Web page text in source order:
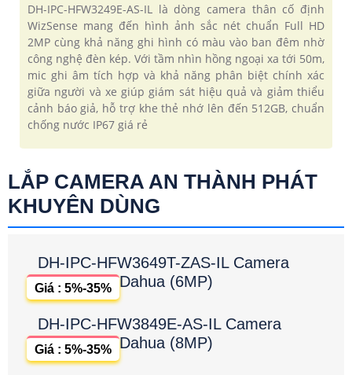
DH-IPC-HFW3249E-AS-IL là dòng camera thân cố định
WizSense mang đến hình ảnh sắc nét chuẩn Full HD
2MP cùng khả năng ghi hình có màu vào ban đêm nhờ
công nghệ đèn kép. Với tầm nhìn hồng ngoại xa tới 50m,
mic ghi âm tích hợp và khả năng phân biệt chính xác
giữa người và xe giúp giám sát hiệu quả và giảm thiểu
cảnh báo giả, hỗ trợ khe thẻ nhớ lên đến 512GB, chuẩn
chống nước IP67 giá rẻ
LẮP CAMERA AN THÀNH PHÁT
KHUYÊN DÙNG
DH-IPC-HFW3649T-ZAS-IL Camera
Dahua (6MP)
Giá : 5%-35%
DH-IPC-HFW3849E-AS-IL Camera
Dahua (8MP)
Giá : 5%-35%